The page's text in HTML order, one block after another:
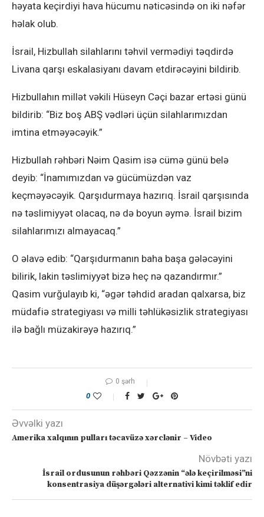
həyata keçirdiyi hava hücumu nəticəsində on iki nəfər
həlak olub.
İsrail, Hizbullah silahlarını təhvil vermədiyi təqdirdə
Livana qarşı eskalasiyanı davam etdirəcəyini bildirib.
Hizbullahın millət vəkili Hüseyn Cəçi bazar ertəsi günü
bildirib: “Biz boş ABŞ vədləri üçün silahlarımızdan
imtina etməyəcəyik.”
Hizbullah rəhbəri Nəim Qasim isə cümə günü belə
deyib: “İnamımızdan və gücümüzdən vaz
keçməyəcəyik. Qarşıdurmaya hazırıq. İsrail qarşısında
nə təslimiyyət olacaq, nə də boyun əymə. İsrail bizim
silahlarımızı almayacaq.”
O əlavə edib: “Qarşıdurmanın baha başa gələcəyini
bilirik, lakin təslimiyyət bizə heç nə qazandırmır.”
Qasim vurğulayıb ki, “əgər təhdid aradan qalxarsa, biz
müdafiə strategiyası və milli təhlükəsizlik strategiyası
ilə bağlı müzakirəyə hazırıq.”
0 şərh
0
Əvvəlki yazı
Amerika xalqının pulları təcavüzə xərclənir – Video
Növbəti yazı
İsrail ordusunun rəhbəri Qəzzənin “ələ keçirilməsi”ni
konsentrasiya düşərgələri alternativi kimi təklif edir